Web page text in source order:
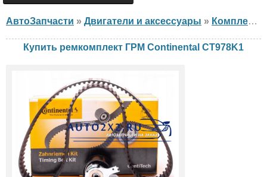
АвтоЗапчасти » Двигатели и аксессуары » Комплект ГРМ
Купить ремкомплект ГРМ Continental CT978K1